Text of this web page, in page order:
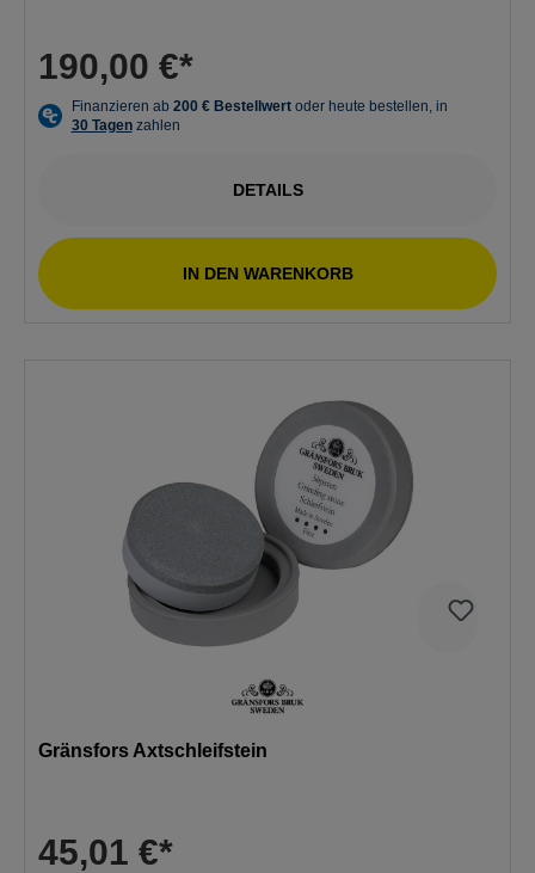
190,00 €*
DETAILS
IN DEN WARENKORB
Gränsfors Axtschleifstein
45,01 €*